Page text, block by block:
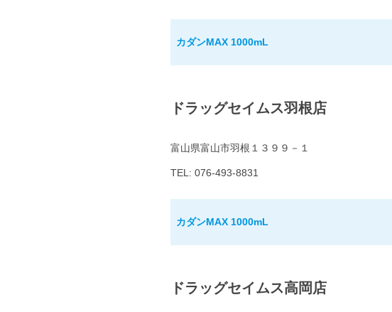
カダンMAX 1000mL
ドラッグセイムス羽根店
富山県富山市羽根１３９９－１
TEL: 076-493-8831
カダンMAX 1000mL
ドラッグセイムス高岡店